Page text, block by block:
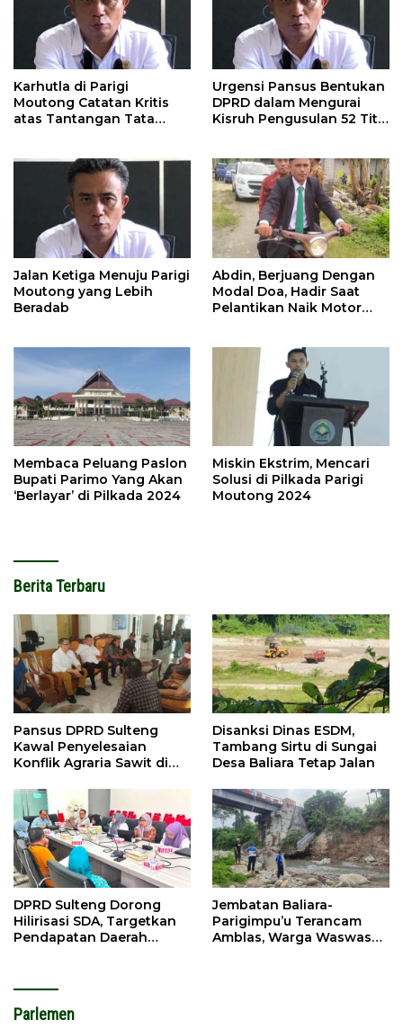
Karhutla di Parigi
Moutong Catatan Kritis
atas Tantangan Tata
Urgensi Pansus Bentukan
DPRD dalam Mengurai
Kisruh Pengusulan 52 Titik
Jalan Ketiga Menuju Parigi
Moutong yang Lebih
Beradab
Abdin, Berjuang Dengan
Modal Doa, Hadir Saat
Pelantikan Naik Motor
Membaca Peluang Paslon
Bupati Parimo Yang Akan
‘Berlayar’ di Pilkada 2024
Miskin Ekstrim, Mencari
Solusi di Pilkada Parigi
Moutong 2024
Berita Terbaru
Pansus DPRD Sulteng
Kawal Penyelesaian
Konflik Agraria Sawit di
Disanksi Dinas ESDM,
Tambang Sirtu di Sungai
Desa Baliara Tetap Jalan
DPRD Sulteng Dorong
Hilirisasi SDA, Targetkan
Pendapatan Daerah
Jembatan Baliara-
Parigimpu’u Terancam
Amblas, Warga Waswas
Parlemen